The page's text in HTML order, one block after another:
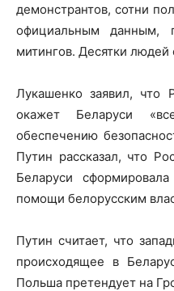
демонстрантов, сотни
официальным данным,
митингов. Десятки
Лукашенко заявил, что
окажет Беларуси
обеспечению
Путин рассказал, что
Беларуси
помощи белорусским
Путин считает, что
происходящее в
Польша претендует на